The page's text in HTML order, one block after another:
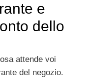
e
dello
attende voi
del negozio.